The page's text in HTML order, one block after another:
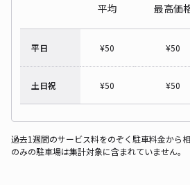
平均 最高価
平日 ¥50 ¥50
土日祝 ¥50 ¥50
過去1週間のサービス料をのぞく駐車料金から
のみの駐車場は集計対象に含まれていません。